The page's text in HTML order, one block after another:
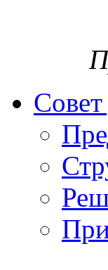
Совет